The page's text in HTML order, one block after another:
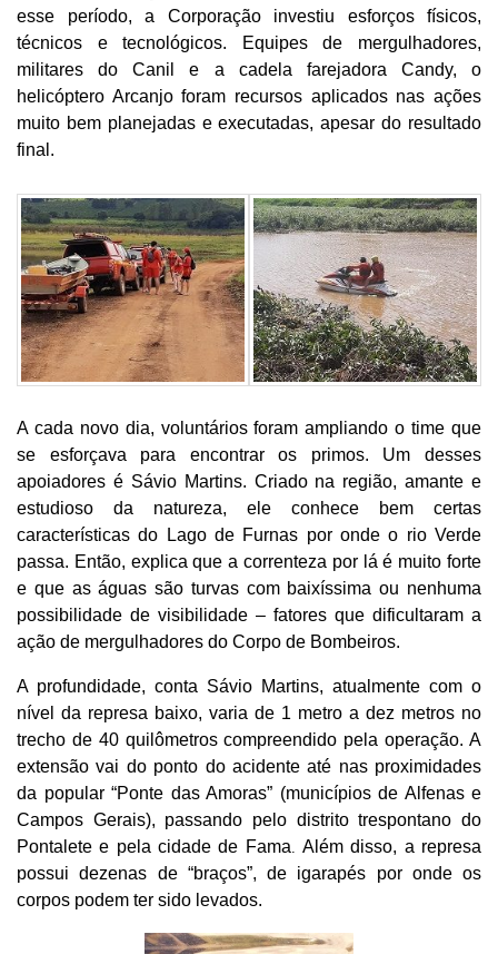
esse período, a Corporação investiu esforços físicos,
técnicos e tecnológicos. Equipes de mergulhadores,
militares do Canil e a cadela farejadora Candy, o
helicóptero Arcanjo foram recursos aplicados nas ações
muito bem planejadas e executadas, apesar do resultado
final.
A cada novo dia, voluntários foram ampliando o time que
se esforçava para encontrar os primos. Um desses
apoiadores é Sávio Martins. Criado na região, amante e
estudioso da natureza, ele conhece bem certas
características do Lago de Furnas por onde o rio Verde
passa. Então, explica que a correnteza por lá é muito forte
e que as águas são turvas com baixíssima ou nenhuma
possibilidade de visibilidade – fatores que dificultaram a
ação de mergulhadores do Corpo de Bombeiros.
A profundidade, conta Sávio Martins, atualmente com o
nível da represa baixo, varia de 1 metro a dez metros no
trecho de 40 quilômetros compreendido pela operação. A
extensão vai do ponto do acidente até nas proximidades
da popular “Ponte das Amoras” (municípios de Alfenas e
Campos Gerais), passando pelo distrito trespontano do
Pontalete e pela cidade de Fama.Além disso, a represa
possui dezenas de “braços”, de igarapés por onde os
corpos podem ter sido levados.